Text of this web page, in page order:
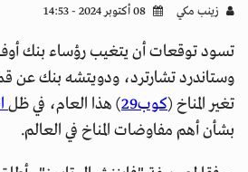
زينب مكي
تسود توقعات أن يتغيب رؤساء بنك
وستاندرد تشارترد، ودويتشه بنك عن
تغير المناخ (كوب29 ) هذا العام، في ظل
بشأن أهم مفاوضات المناخ في العالم.